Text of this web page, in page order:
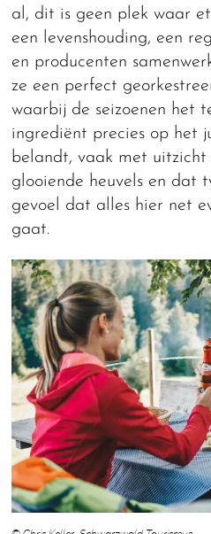
al, dit is geen plek waar
een levenshouding, een
en producenten
ze een perfect
waarbij de seizoenen het
ingrediënt precies op het
belandt, vaak met uitzicht
glooiende heuvels en dat
gevoel dat alles hier net
gaat.